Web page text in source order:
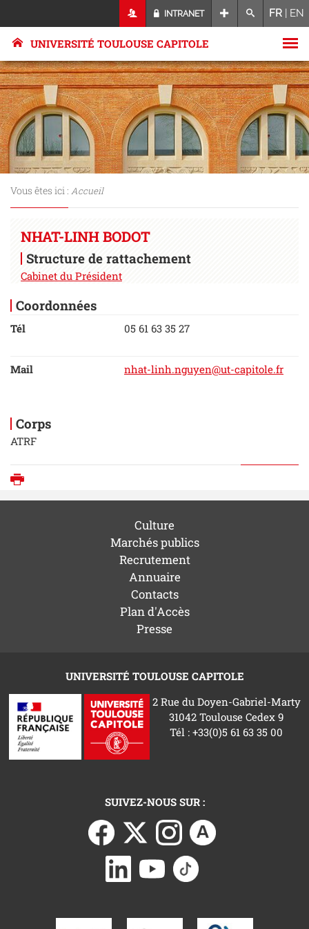
INTRANET FR | EN
UNIVERSITÉ TOULOUSE CAPITOLE
Vous êtes ici : Accueil
NHAT-LINH BODOT
Structure de rattachement
Cabinet du Président
Coordonnées
Tél 05 61 63 35 27
Mail nhat-linh.nguyen@ut-capitole.fr
Corps
ATRF
Culture
Marchés publics
Recrutement
Annuaire
Contacts
Plan d'Accès
Presse
UNIVERSITÉ TOULOUSE CAPITOLE
2 Rue du Doyen-Gabriel-Marty
31042 Toulouse Cedex 9
Tél : +33(0)5 61 63 35 00
SUIVEZ-NOUS SUR :